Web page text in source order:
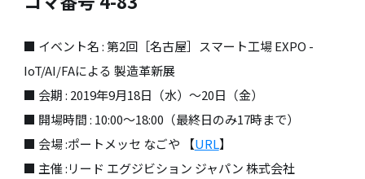
■ イベント名 : 第2回［名古屋］スマート工場 EXPO -
IoT/AI/FAによる 製造革新展
■ 会期 : 2019年9月18日（水）～20日（金）
■ 開場時間 : 10:00～18:00（最終日のみ17時まで）
■ 会場 :ポートメッセ なごや 【URL】
■ 主催 :リード エグジビション ジャパン 株式会社